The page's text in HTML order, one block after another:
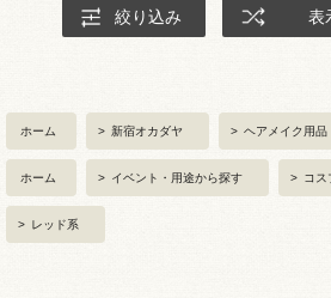
絞り込み 表
ホーム > 新宿オカダヤ > ヘアメイク用品
ホーム > イベント・用途から探す > コス
> レッド系